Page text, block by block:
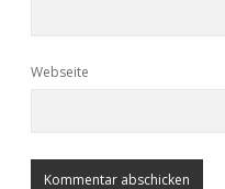
Webseite